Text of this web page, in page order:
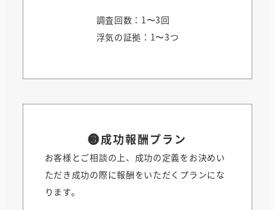
調査回数：1〜3回
浮気の証拠：1〜3つ
❸成功報酬プラン
お客様とご相談の上、成功の定義をお決めい
ただき成功の際に報酬をいただくプランにな
ります。